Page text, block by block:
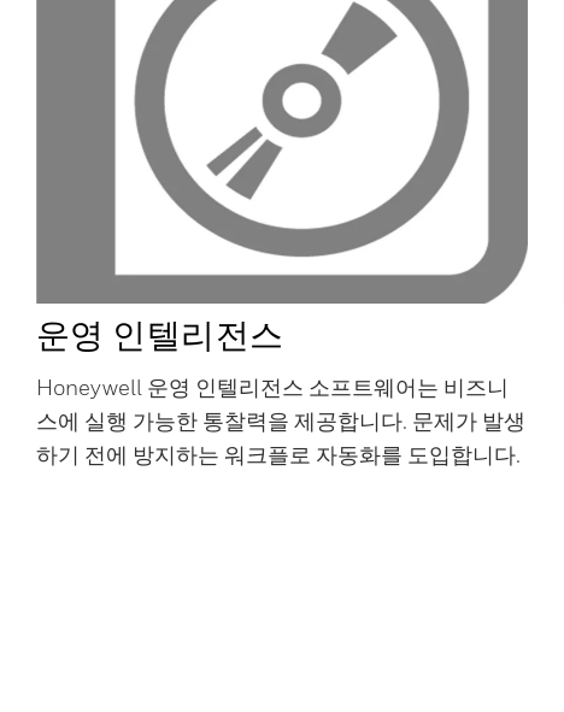
운영 인텔리전스
Honeywell 운영 인텔리전스 소프트웨어는 비즈니
스에 실행 가능한 통찰력을 제공합니다. 문제가 발생
하기 전에 방지하는 워크플로 자동화를 도입합니다.